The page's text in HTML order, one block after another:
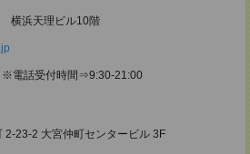
横浜天理ビル10階
電話受付時間⇒9:30-21:00
2-23-2 大宮仲町センタービル 3F